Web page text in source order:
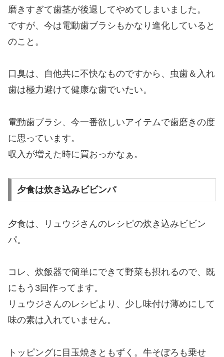
磨きすぎて歯茎が後退してやめてしまいました。
ですが、今は電動歯ブラシもかなり進化していると
のこと。
口臭は、自他共に不快なものですから、虫歯＆入れ
歯は極力避けて健康な歯でいたい。
電動歯ブラシ、今一番欲しいアイテムで歯磨きの度
に思っています。
収入が増えた時に買おっかなぁ。
夕食は炊き込みビビンパ
夕食は、リュウジさんのレシピの炊き込みビビン
パ。
コレ、炊飯器で簡単にできて野菜も摂れるので、既
にもう3回作ってます。
リュウジさんのレシピより、少し味付け薄めにして
味の素は入れていません。
トッピングに目玉焼きともずく。牛そぼろも乗せ